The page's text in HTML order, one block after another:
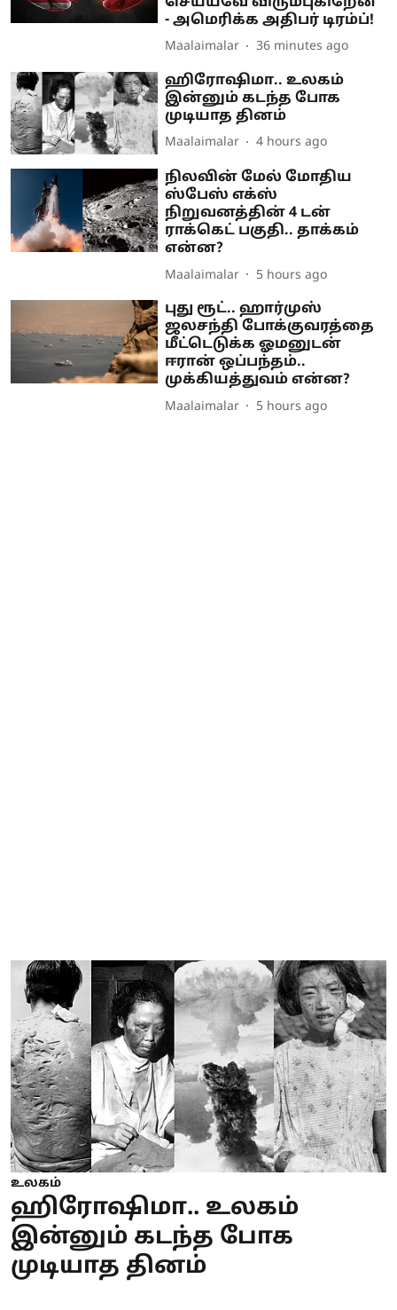
- அமெரிக்க அதிபர் டிரம்ப்!
Maalaimalar 36 minutes ago
ஹிரோஷிமா.. உலகம்
இன்னும் கடந்த போக
முடியாத தினம்
Maalaimalar 4 hours ago
நிலவின் மேல் மோதிய
ஸ்பேஸ் எக்ஸ்
நிறுவனத்தின் 4 டன்
ராக்கெட் பகுதி.. தாக்கம்
என்ன?
Maalaimalar 5 hours ago
புது ரூட்.. ஹார்முஸ்
ஜலசந்தி போக்குவரத்தை
மீட்டெடுக்க ஓமனுடன்
ஈரான் ஒப்பந்தம்..
முக்கியத்துவம் என்ன?
Maalaimalar 5 hours ago
உலகம்
ஹிரோஷிமா.. உலகம்
இன்னும் கடந்த போக
முடியாத தினம்